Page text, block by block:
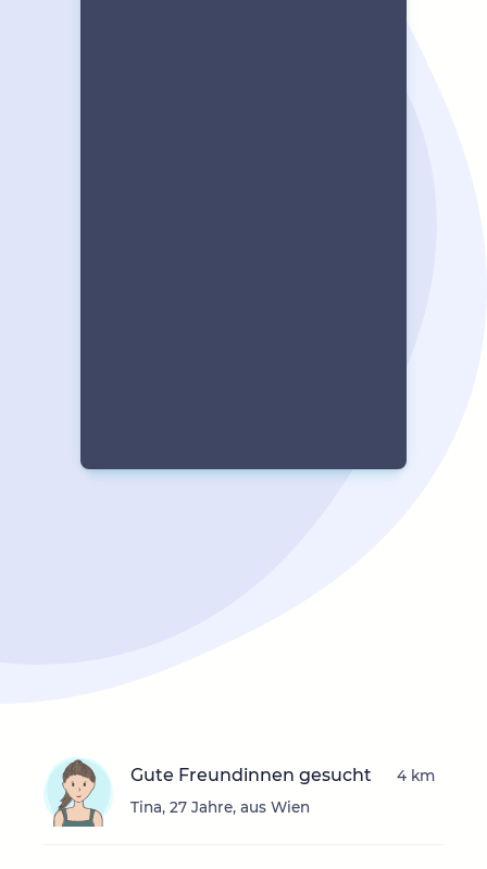
Gute Freundinnen gesucht
Tina, 27 Jahre, aus Wien
4 km